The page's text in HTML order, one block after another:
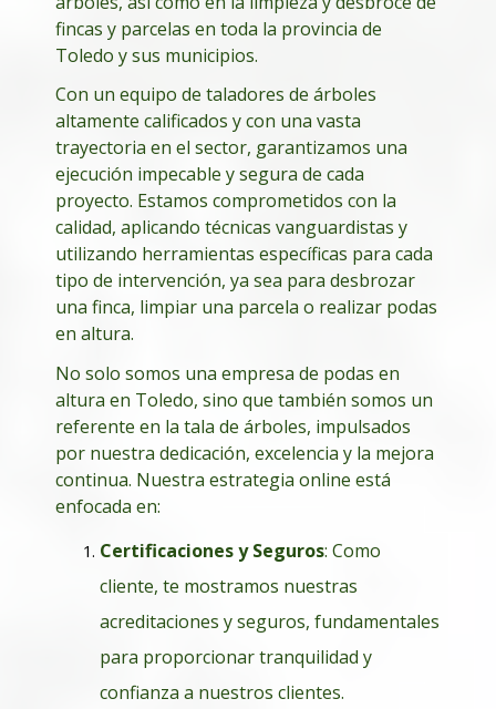
fincas y parcelas en toda la provincia de
Toledo y sus municipios.
Con un equipo de taladores de árboles
altamente calificados y con una vasta
trayectoria en el sector, garantizamos una
ejecución impecable y segura de cada
proyecto. Estamos comprometidos con la
calidad, aplicando técnicas vanguardistas y
utilizando herramientas específicas para cada
tipo de intervención, ya sea para desbrozar
una finca, limpiar una parcela o realizar podas
en altura.
No solo somos una empresa de podas en
altura en Toledo, sino que también somos un
referente en la tala de árboles, impulsados
por nuestra dedicación, excelencia y la mejora
continua. Nuestra estrategia online está
enfocada en:
Certificaciones y Seguros: Como
cliente, te mostramos nuestras
acreditaciones y seguros, fundamentales
para proporcionar tranquilidad y
confianza a nuestros clientes.